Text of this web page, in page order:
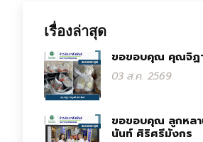
เรื่องล่าสุด
ขอขอบคุณ คุณจิฏ
03 ส.ค. 2569
ขอขอบคุณ ลูกหล
นันท์ ศิริศรีมังกร